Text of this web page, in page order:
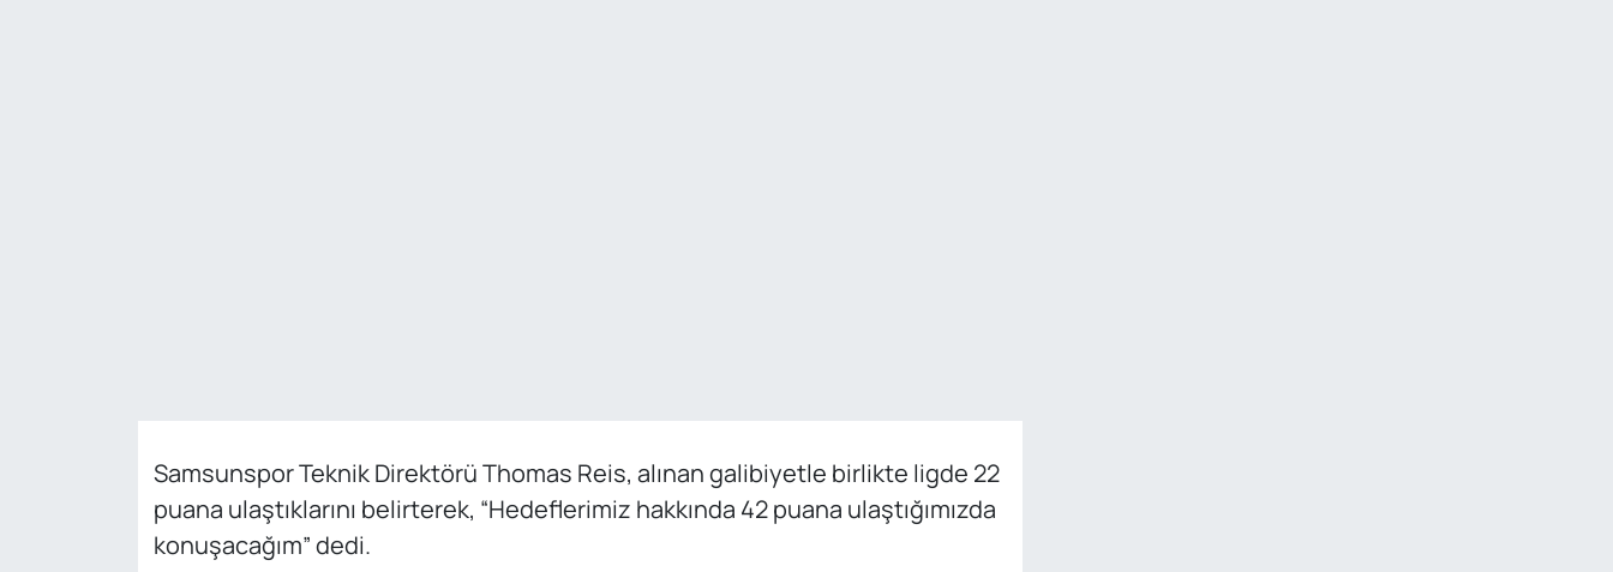
Samsunspor Teknik Direktörü Thomas Reis, alınan galibiyetle birlikte ligde 22
puana ulaştıklarını belirterek, “Hedeflerimiz hakkında 42 puana ulaştığımızda
konuşacağım” dedi.